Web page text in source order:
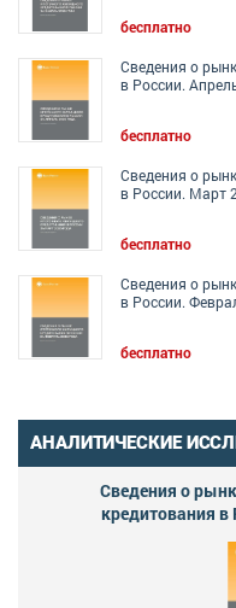
бесплатно
Сведения о
в России.
бесплатно
Сведения о
в России. Март
бесплатно
Сведения о
в России.
бесплатно
АНАЛИТИЧЕСКИЕ
Сведения о
кредитования в